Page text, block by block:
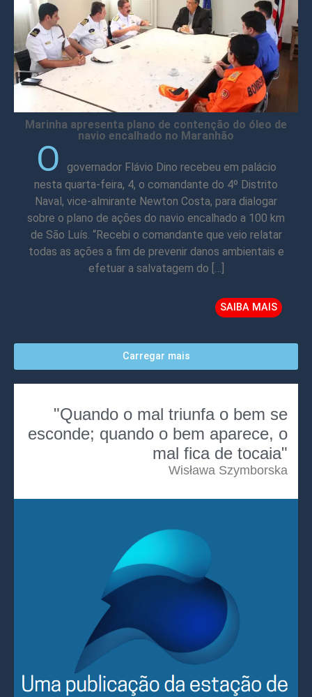
Marinha apresenta plano de contenção do óleo de
navio encalhado no Maranhão
O
governador Flávio Dino recebeu em palácio
nesta quarta-feira, 4, o comandante do 4º Distrito
Naval, vice-almirante Newton Costa, para dialogar
sobre o plano de ações do navio encalhado a 100 km
de São Luís. “Recebi o comandante que veio relatar
todas as ações a fim de prevenir danos ambientais e
efetuar a salvatagem do […]
SAIBA MAIS
Carregar mais
"Quando o mal triunfa o bem se
esconde; quando o bem aparece, o
mal fica de tocaia"
Wisława Szymborska